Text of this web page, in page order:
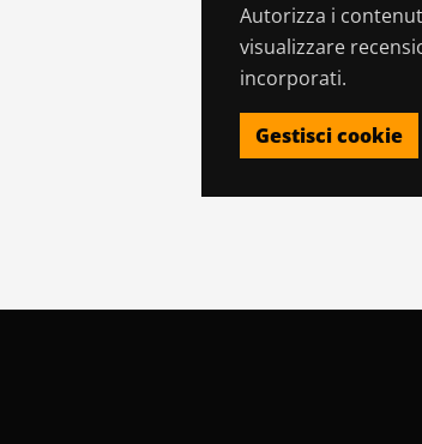
Autorizza i
visualizzare
incorporati.
Gestisci cookie